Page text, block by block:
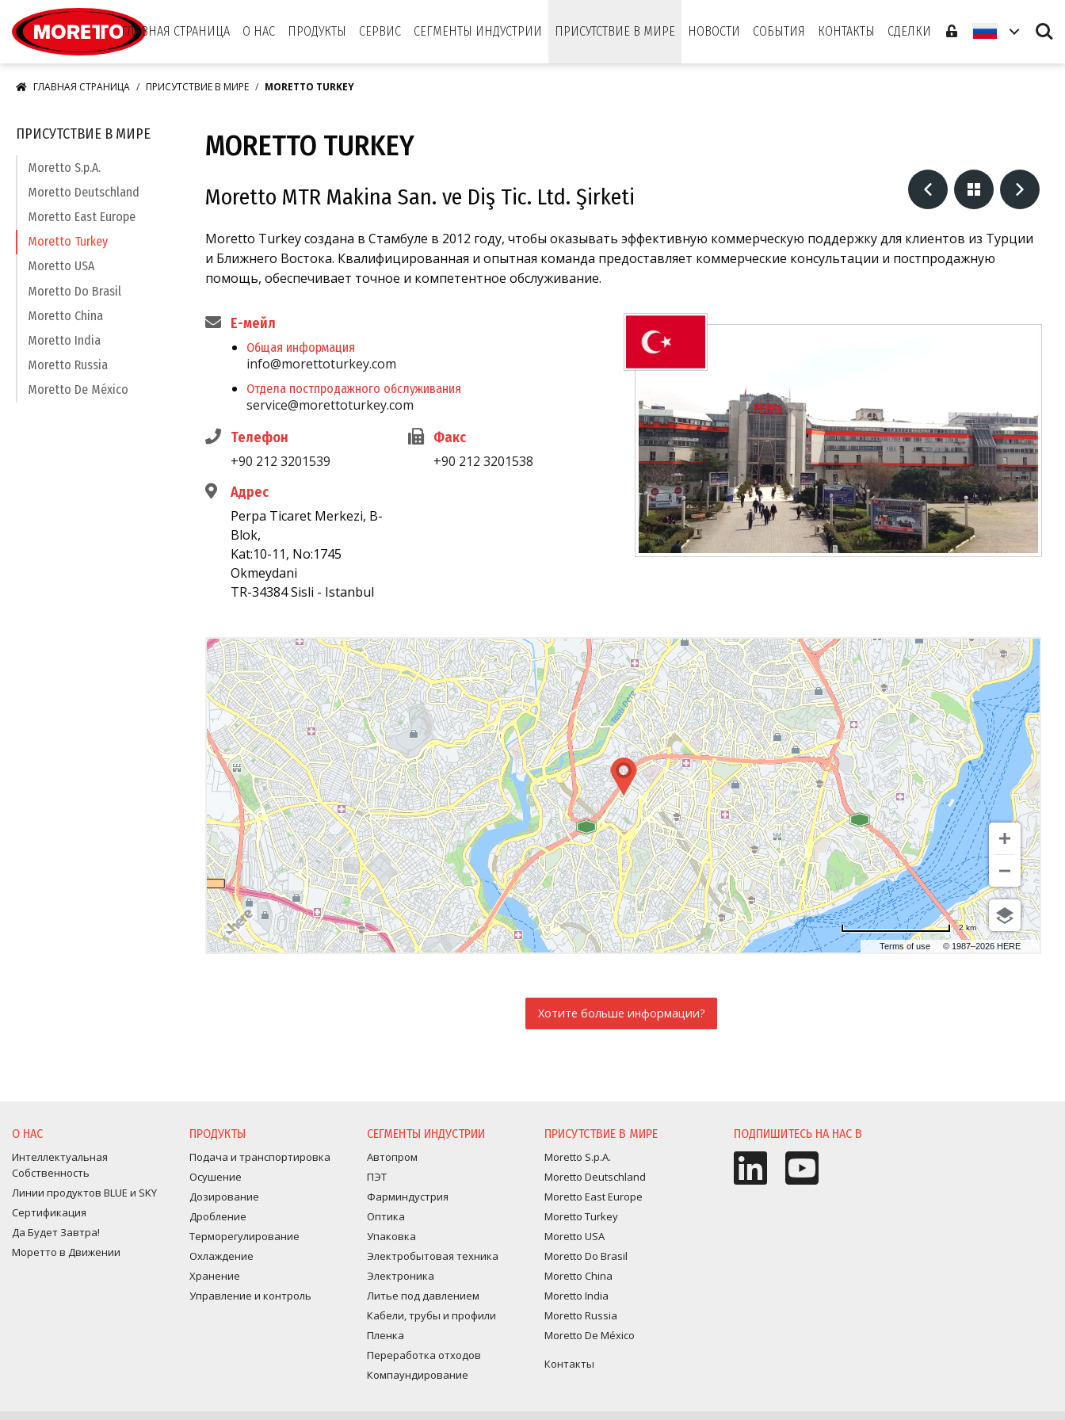
ГЛАВНАЯ СТРАНИЦА
О НАС ПРОДУКТЫ СЕРВИС СЕГМЕНТЫ ИНДУСТРИИ ПРИСУТСТВИЕ В МИРЕ НОВОСТИ СОБЫТИЯ КОНТАКТЫ СДЕЛКИ Search
ГЛАВНАЯ СТРАНИЦА ПРИСУТСТВИЕ В МИРЕ MORETTO TURKEY
MORETTO TURKEY
Moretto MTR Makina San. ve Diş Tic. Ltd. Şirketi
Moretto Turkey создана в Стамбуле в 2012 году, чтобы оказывать эффективную коммерческую поддержку для клиентов из Турции
и Ближнего Востока. Квалифицированная и опытная команда предоставляет коммерческие консультации и постпродажную
помощь, обеспечивает точное и компетентное обслуживание.
E-мейл
Общая информация
info@morettoturkey.com
Отдела постпродажного обслуживания
service@morettoturkey.com
Телефон
+90 212 3201539
Факс
+90 212 3201538
Адрес
Perpa Ticaret Merkezi, B-
Blok,
Kat:10-11, No:1745
Okmeydani
TR-34384 Sisli - Istanbul
Terms of use © 1987–2026 HERE
2 km
ПРИСУТСТВИЕ В МИРЕ
Moretto S.p.A.
Moretto Deutschland
Moretto East Europe
Moretto Turkey
Moretto USA
Moretto Do Brasil
Moretto China
Moretto India
Moretto Russia
Moretto De México
Хотите больше информации?
О НАС
Интеллектуальная
Собственность
Линии продуктов BLUE и SKY
Сертификация
Да Будет Завтра!
Моретто в Движении
ПРОДУКТЫ
Подача и транспортировка
Осушение
Дозирование
Дробление
Терморегулирование
Оxлаждение
Хранение
Управление и контроль
СЕГМЕНТЫ ИНДУСТРИИ
Автопром
ПЭТ
Фарминдустрия
Оптика
Упаковка
Электробытовая техника
Электроника
Литье под давлением
Кабели, трубы и профили
Пленка
Переработка отходов
Компаундирование
ПРИСУТСТВИЕ В МИРЕ
Moretto S.p.A.
Moretto Deutschland
Moretto East Europe
Moretto Turkey
Moretto USA
Moretto Do Brasil
Moretto China
Moretto India
Moretto Russia
Moretto De México
Контакты
ПОДПИШИТЕСЬ НА НАС В